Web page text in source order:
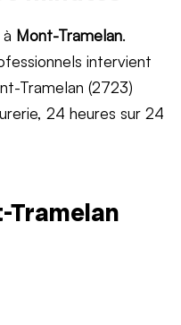
Mont-Tramelan.
intervient
Tramelan (2723)
24 heures sur 24
Tramelan